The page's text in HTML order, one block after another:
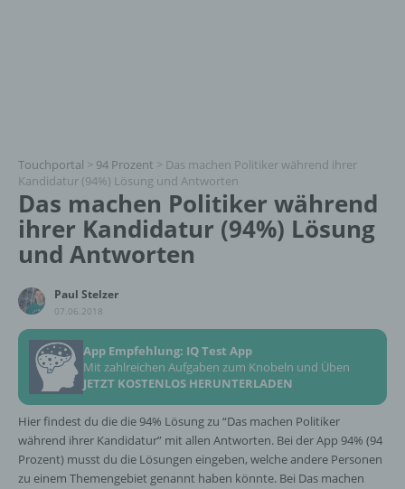
Touchportal > 94 Prozent > Das machen Politiker während ihrer
Kandidatur (94%) Lösung und Antworten
Das machen Politiker während
ihrer Kandidatur (94%) Lösung
und Antworten
Paul Stelzer
07.06.2018
App Empfehlung: IQ Test App
Mit zahlreichen Aufgaben zum Knobeln und Üben
JETZT KOSTENLOS HERUNTERLADEN
Hier findest du die die 94% Lösung zu “Das machen Politiker
während ihrer Kandidatur” mit allen Antworten. Bei der App 94% (94
Prozent) musst du die Lösungen eingeben, welche andere Personen
zu einem Themengebiet genannt haben könnte. Bei Das machen